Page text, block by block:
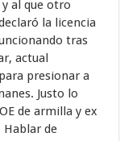
al que otro
la licencia
tras
actual
presionar a
Justo lo
de armilla y ex
Hablar de